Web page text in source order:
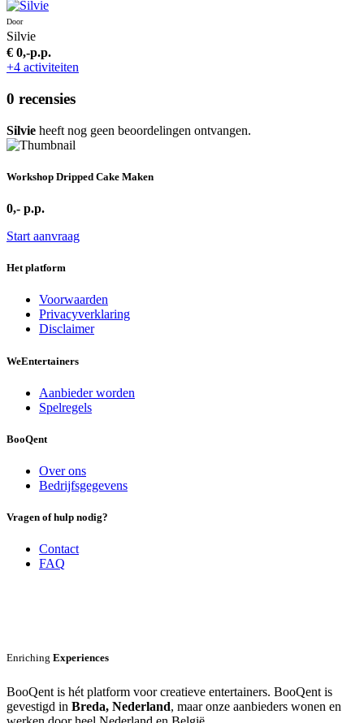
Door
Silvie
€ 0,-p.p.
+4 activiteiten
0 recensies
Silvie heeft nog geen beoordelingen ontvangen.
Workshop Dripped Cake Maken
0,- p.p.
Start aanvraag
Het platform
Voorwaarden
Privacyverklaring
Disclaimer
WeEntertainers
Aanbieder worden
Spelregels
BooQent
Over ons
Bedrijfsgegevens
Vragen of hulp nodig?
Contact
FAQ
Enriching Experiences
BooQent is hét platform voor creatieve entertainers. BooQent is
gevestigd in Breda, Nederland, maar onze aanbieders wonen en